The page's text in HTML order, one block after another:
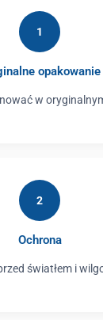
1
opakowanie
w
2
Ochrona
światłem i